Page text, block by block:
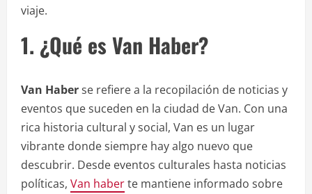
viaje.
1. ¿Qué es Van Haber?
Van Haberse refiere a la recopilación de noticias y
eventos que suceden en la ciudad de Van. Con una
rica historia cultural y social, Van es un lugar
vibrante donde siempre hay algo nuevo que
descubrir. Desde eventos culturales hasta noticias
políticas, Van haberte mantiene informado sobre